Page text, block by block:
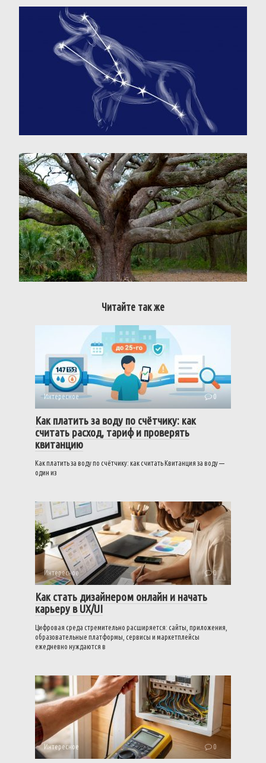
Читайте так же
Интересное 0
Как платить за воду по счётчику: как
считать расход, тариф и проверять
квитанцию
Как платить за воду по счётчику: как считать Квитанция за воду —
один из
Интересное 0
Как стать дизайнером онлайн и начать
карьеру в UX/UI
Цифровая среда стремительно расширяется: сайты, приложения,
образовательные платформы, сервисы и маркетплейсы
ежедневно нуждаются в
Интересное 0